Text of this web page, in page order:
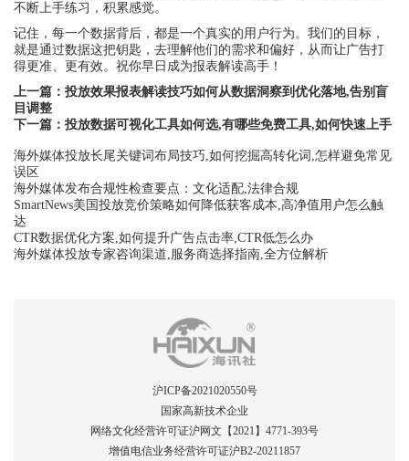
不断上手练习，积累感觉。
记住，每一个数据背后，都是一个真实的用户行为。我们的目标，
就是通过数据这把钥匙，去理解他们的需求和偏好，从而让广告打
得更准、更有效。祝你早日成为报表解读高手！
上一篇： 投放效果报表解读技巧如何从数据洞察到优化落地,告别盲
目调整
下一篇： 投放数据可视化工具如何选,有哪些免费工具,如何快速上手
海外媒体投放长尾关键词布局技巧,如何挖掘高转化词,怎样避免常见
误区
海外媒体发布合规性检查要点：文化适配,法律合规
SmartNews美国投放竞价策略如何降低获客成本,高净值用户怎么触
达
CTR数据优化方案,如何提升广告点击率,CTR低怎么办
海外媒体投放专家咨询渠道,服务商选择指南,全方位解析
沪ICP备2021020550号
国家高新技术企业
网络文化经营许可证沪网文【2021】4771-393号
增值电信业务经营许可证沪B2-20211857